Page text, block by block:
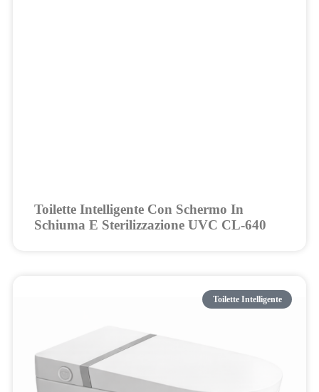
Toilette Intelligente Con Schermo In
Schiuma E Sterilizzazione UVC CL-640
Toilette Intelligente